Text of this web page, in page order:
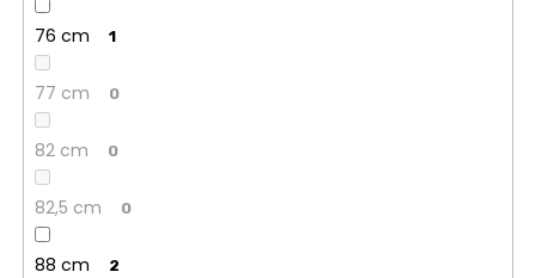
76 cm 1
77 cm 0
82 cm 0
82,5 cm 0
88 cm 2